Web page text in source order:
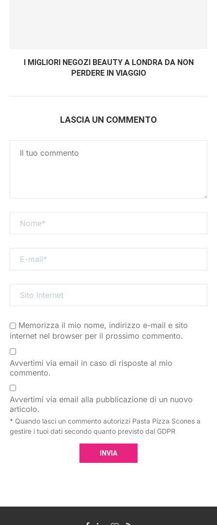
I MIGLIORI NEGOZI BEAUTY A LONDRA DA NON
PERDERE IN VIAGGIO
LASCIA UN COMMENTO
Memorizza il mio nome, indirizzo e-mail e sito
internet nel browser per il prossimo commento.
Avvertimi via email in caso di risposte al mio
commento.
Avvertimi via email alla pubblicazione di un nuovo
articolo.
* Quando lasci un commento autorizzi Pasta Pizza Scones a
gestire i tuoi dati secondo quanto previsto dal GDPR